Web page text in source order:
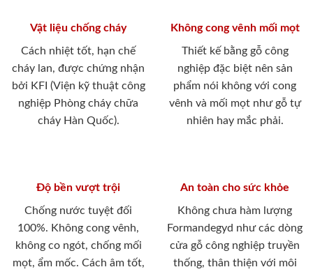
Vật liệu chống cháy
Cách nhiệt tốt, hạn chế
cháy lan, được chứng nhận
bởi KFI (Viện kỹ thuật công
nghiệp Phòng cháy chữa
cháy Hàn Quốc).
Không cong vênh mối mọt
Thiết kế bằng gỗ công
nghiệp đặc biệt nên sản
phẩm nói không với cong
vênh và mối mọt như gỗ tự
nhiên hay mắc phải.
Độ bền vượt trội
Chống nước tuyệt đối
100%. Không cong vênh,
không co ngót, chống mối
mọt, ẩm mốc. Cách âm tốt,
An toàn cho sức khỏe
Không chưa hàm lượng
Formandegyd như các dòng
cửa gỗ công nghiệp truyền
thống, thân thiện với môi